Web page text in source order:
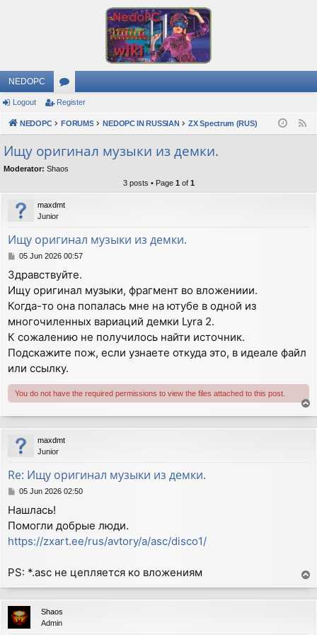
NEDOPC
or
u
s
Logout Register
NEDOPC FORUMS NEDOPC IN RUSSIAN ZX Spectrum (RUS)
Ищу оригинал музыки из демки.
Moderator: Shaos
3 posts • Page 1 of 1
maxdmt
Junior
Ищу оригинал музыки из демки.
P
s
t
05 Jun 2026 00:57
Здравствуйте.
Ищу оригинал музыки, фрагмент во вложениии.
Когда-то она попалась мне на ютубе в одной из
многочиленных вариаций демки Lyra 2.
К сожалению не получилось найти источник.
Подскажите пож, если узнаете откуда это, в идеале файл
или ссылку.
You do not have the required permissions to view the files attached to this post.
o
p
maxdmt
Junior
Re: Ищу оригинал музыки из демки.
P
s
t
05 Jun 2026 02:50
Нашлась!
Помогли добрые люди.
https://zxart.ee/rus/avtory/a/asc/disco1/
PS: *.asc не цепляется ко вложениям
o
p
Shaos
Admin